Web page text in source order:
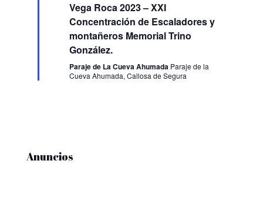
Vega Roca 2023 – XXI
Concentración de Escaladores y
montañeros Memorial Trino
González.
Paraje de La Cueva Ahumada Paraje de la
Cueva Ahumada, Callosa de Segura
Anuncios